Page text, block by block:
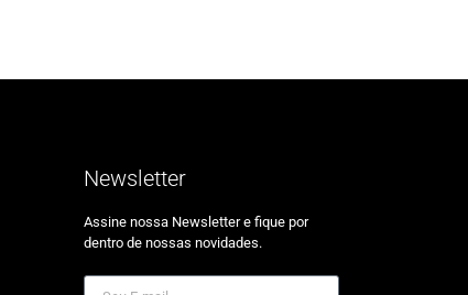
Newsletter
Assine nossa Newsletter e fique por
dentro de nossas novidades.